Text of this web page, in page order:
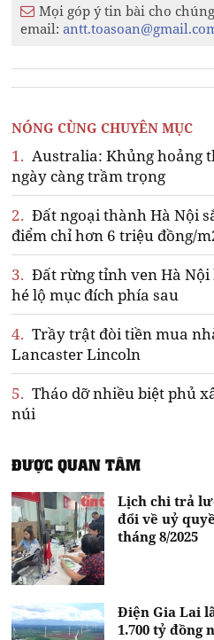
Mọi góp ý tin bài cho
email:
NÓNG CÙNG CHUYÊN MỤC
1. Australia: Khủng hoảng
ngày càng trầm trọng
2. Đất ngoại thành Hà Nội
điểm chỉ hơn 6 triệu đồng/
3. Đất rừng tỉnh ven Hà Nội
hé lộ mục đích phía sau
4. Trầy trật đòi tiền mua
Lancaster Lincoln
5. Tháo dỡ nhiều biệt phủ
núi
ĐƯỢC QUAN TÂM
Lịch chi trả
đổi về uỷ
tháng 8/2025
Điện Gia Lai
1.700 tỷ đồng